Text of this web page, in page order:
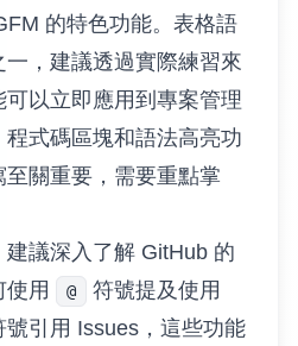
的特色功能。表格語
，建議透過實際練習來
以立即應用到專案管理
式碼區塊和語法高亮功
關重要，需要重點掌
議深入了解 GitHub 的
用
@
符號提及使用
號引用 Issues，這些功能